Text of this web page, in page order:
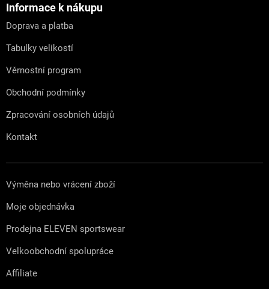
Informace k nákupu
Doprava a platba
Tabulky velikostí
Věrnostní program
Obchodní podmínky
Zpracování osobních údajů
Kontakt
Výměna nebo vrácení zboží
Moje objednávka
Prodejna ELEVEN sportswear
Velkoobchodní spolupráce
Affiliate